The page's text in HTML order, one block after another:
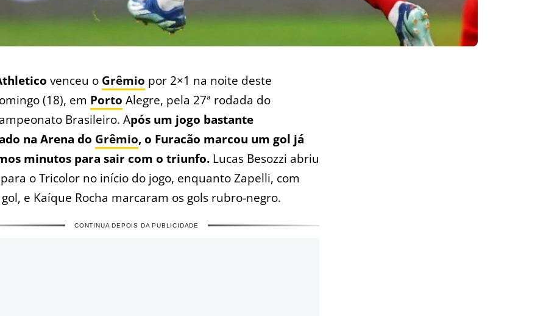
venceu o Grêmio por 2×1 na noite deste
(18), em Porto Alegre, pela 27ª rodada do
Brasileiro. Após um jogo bastante
na Arena do Grêmio, o Furacão marcou um gol já
minutos para sair com o triunfo. Lucas Besozzi abriu
o Tricolor no início do jogo, enquanto Zapelli, com
e Kaíque Rocha marcaram os gols rubro-negro.
CONTINUA DEPOIS DA PUBLICIDADE